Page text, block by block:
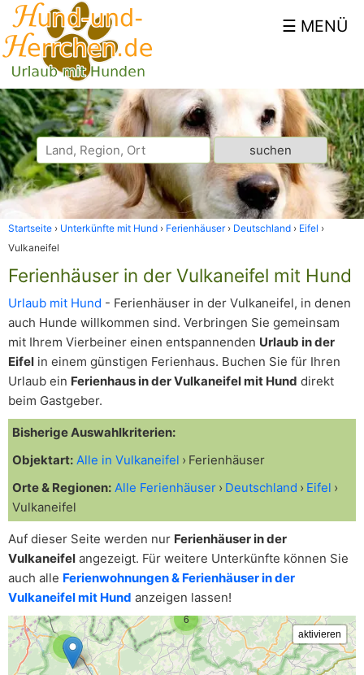
Startseite Unterkünfte mit Hund Ferienhäuser Deutschland
Eifel
Vulkaneifel
Ferienhäuser in der Vulkaneifel mit Hund
Urlaub mit Hund - Ferienhäuser in der Vulkaneifel, in denen
auch Hunde willkommen sind. Verbringen Sie gemeinsam
mit Ihrem Vierbeiner einen entspannenden Urlaub in der
Eifel in einem günstigen Ferienhaus. Buchen Sie für Ihren
Urlaub ein Ferienhaus in der Vulkaneifel mit Hund direkt
beim Gastgeber.
Bisherige Auswahlkriterien:
Objektart: Alle in Vulkaneifel
Ferienhäuser
Orte & Regionen: Alle Ferienhäuser Deutschland
Eifel
Vulkaneifel
Auf dieser Seite werden nur Ferienhäuser in der
Vulkaneifel angezeigt. Für weitere Unterkünfte können Sie
auch alle Ferienwohnungen & Ferienhäuser in der
Vulkaneifel mit Hund anzeigen lassen!
4
6